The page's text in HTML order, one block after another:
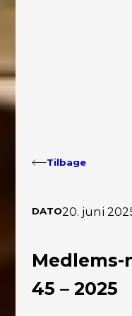
Tilbage
DATO20. juni
Medlems-
45 – 2025